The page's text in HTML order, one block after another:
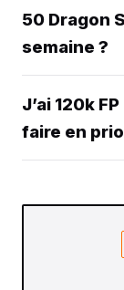
50 Dragon
semaine ?
J’ai 120k
faire en